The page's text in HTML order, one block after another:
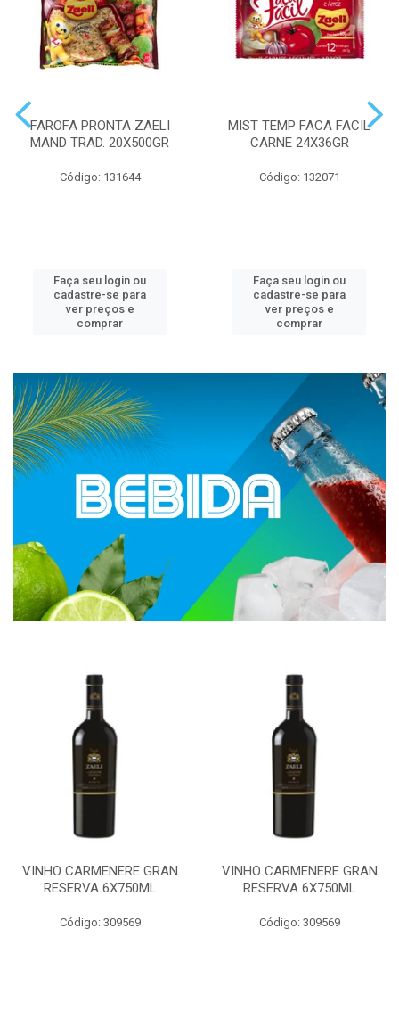
FAROFA PRONTA ZAELI
MAND TRAD. 20X500GR
Código: 131644
Faça seu login ou
cadastre-se para
ver preços e
comprar
MIST TEMP FACA FACIL
CARNE 24X36GR
Código: 132071
Faça seu login ou
cadastre-se para
ver preços e
comprar
VINHO CARMENERE GRAN
RESERVA 6X750ML
Código: 309569
VINHO CARMENERE GRAN
RESERVA 6X750ML
Código: 309569